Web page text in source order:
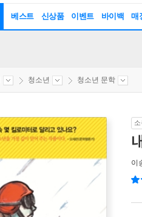
베스트 신상품 이벤트 바이백 매
청소년 청소년 문학
이